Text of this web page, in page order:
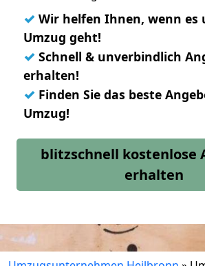
✓ Wir helfen Ihnen, wenn es
Umzug geht!
✓ Schnell & unverbindlich
erhalten!
✓ Finden Sie das beste
Umzug!
blitzschnell kostenlose
erhalten